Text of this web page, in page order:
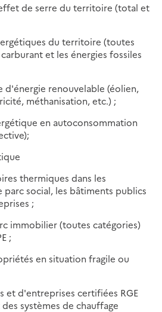
effet de serre du territoire (total et
du territoire (toutes
et les énergies fossiles
d'énergie renouvelable (éolien,
méthanisation, etc.) ;
en autoconsommation
thermiques dans les
parc social, les bâtiments publics
;
immobilier (toutes catégories)
;
en situation fragile ou
et d'entreprises certifiées RGE
systèmes de chauffage